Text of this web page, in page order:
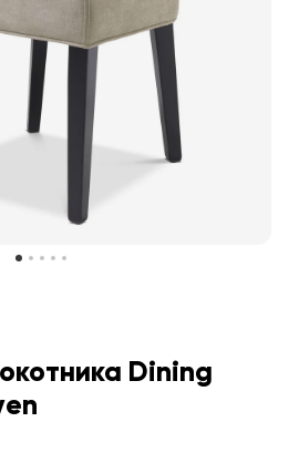
Dining